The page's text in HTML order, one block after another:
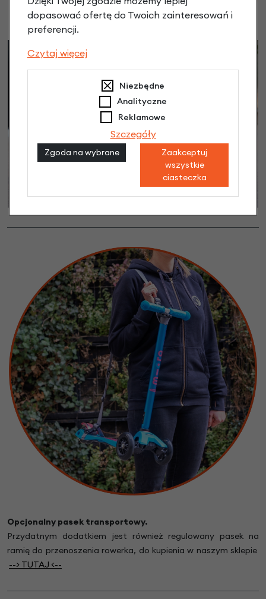
Opcjonalny pasek transportowy.
Przydatnym dodatkiem jest również regulowany pasek na
ramię do przenoszenia rowerka, do kupienia w naszym sklepie
--> TUTAJ <--
dopasować ofertę do Twoich zainteresowań i
preferencji.
Czytaj więcej
Niezbędne
Analityczne
Reklamowe
Szczegóły
Zgoda na wybrane
Zaakceptuj
wszystkie
ciasteczka